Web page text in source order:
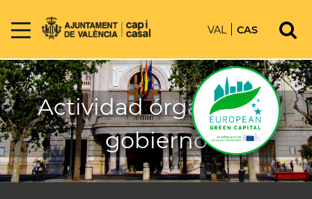
VAL CAS
Actividad órganos de
gobierno